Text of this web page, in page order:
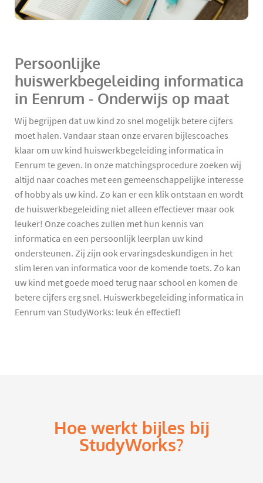
Persoonlijke
huiswerkbegeleiding informatica
in Eenrum - Onderwijs op maat
Wij begrijpen dat uw kind zo snel mogelijk betere cijfers
moet halen. Vandaar staan onze ervaren bijlescoaches
klaar om uw kind huiswerkbegeleiding informatica in
Eenrum te geven. In onze matchingsprocedure zoeken wij
altijd naar coaches met een gemeenschappelijke interesse
of hobby als uw kind. Zo kan er een klik ontstaan en wordt
de huiswerkbegeleiding niet alleen effectiever maar ook
leuker! Onze coaches zullen met hun kennis van
informatica en een persoonlijk leerplan uw kind
ondersteunen. Zij zijn ook ervaringsdeskundigen in het
slim leren van informatica voor de komende toets. Zo kan
uw kind met goede moed terug naar school en komen de
betere cijfers erg snel. Huiswerkbegeleiding informatica in
Eenrum van StudyWorks: leuk én effectief!
Hoe werkt bijles bij
StudyWorks?